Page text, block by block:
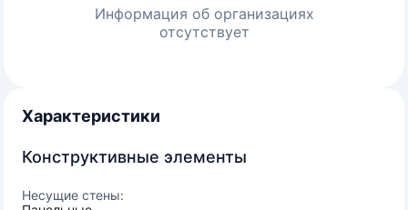
Информация об организациях
отсутствует
Характеристики
Конструктивные элементы
Несущие стены: